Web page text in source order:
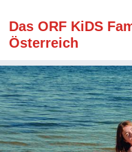
Das ORF KiDS
Österreich